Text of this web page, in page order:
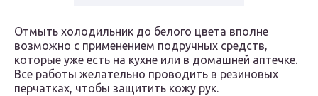
Отмыть холодильник до белого цвета вполне
возможно с применением подручных средств,
которые уже есть на кухне или в домашней аптечке.
Все работы желательно проводить в резиновых
перчатках, чтобы защитить кожу рук.